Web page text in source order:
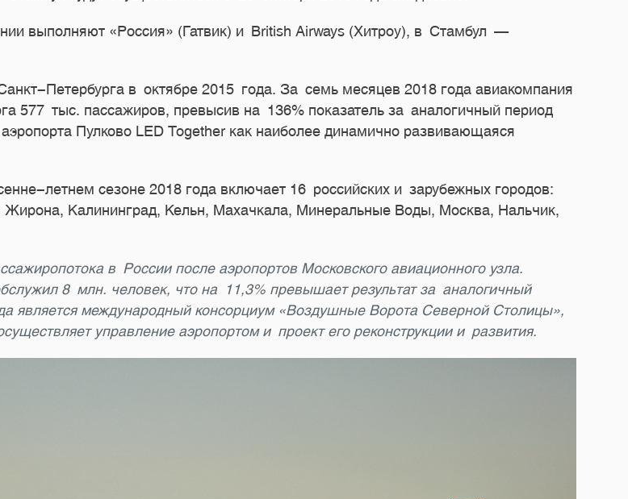
выполняют «Россия» (Гатвик) и British Airways (Хитроу), в Стамбул —
Петербурга в октябре 2015 года. За семь месяцев 2018 года авиакомпания
577 тыс. пассажиров, превысив на 136% показатель за аналогичный период
Пулково LED Together как наиболее динамично развивающаяся
летнем сезоне 2018 года включает 16 российских и зарубежных городов:
Жирона, Калининград, Кельн, Махачкала, Минеральные Воды, Москва, Нальчик,
в России после аэропортов Московского авиационного узла.
8 млн. человек, что на 11,3% превышает результат за аналогичный
является международный консорциум «Воздушные Ворота Северной Столицы»,
управление аэропортом и проект его реконструкции и развития.